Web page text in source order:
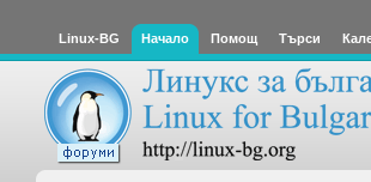
Linux-BG Начало Помощ Търси